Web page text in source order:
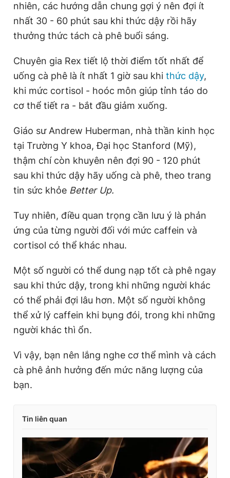
nhiên, các hướng dẫn chung gợi ý nên đợi ít
nhất 30 - 60 phút sau khi thức dậy rồi hãy
thưởng thức tách cà phê buổi sáng.
Chuyên gia Rex tiết lộ thời điểm tốt nhất để
uống cà phê là ít nhất 1 giờ sau khi thức dậy,
khi mức cortisol - hoóc môn giúp tỉnh táo do
cơ thể tiết ra - bắt đầu giảm xuống.
Giáo sư Andrew Huberman, nhà thần kinh học
tại Trường Y khoa, Đại học Stanford (Mỹ),
thậm chí còn khuyên nên đợi 90 - 120 phút
sau khi thức dậy hãy uống cà phê, theo trang
tin sức khỏe Better Up.
Tuy nhiên, điều quan trọng cần lưu ý là phản
ứng của từng người đối với mức caffein và
cortisol có thể khác nhau.
Một số người có thể dung nạp tốt cà phê ngay
sau khi thức dậy, trong khi những người khác
có thể phải đợi lâu hơn. Một số người không
thể xử lý caffein khi bụng đói, trong khi những
người khác thì ổn.
Vì vậy, bạn nên lắng nghe cơ thể mình và cách
cà phê ảnh hưởng đến mức năng lượng của
bạn.
Tin liên quan